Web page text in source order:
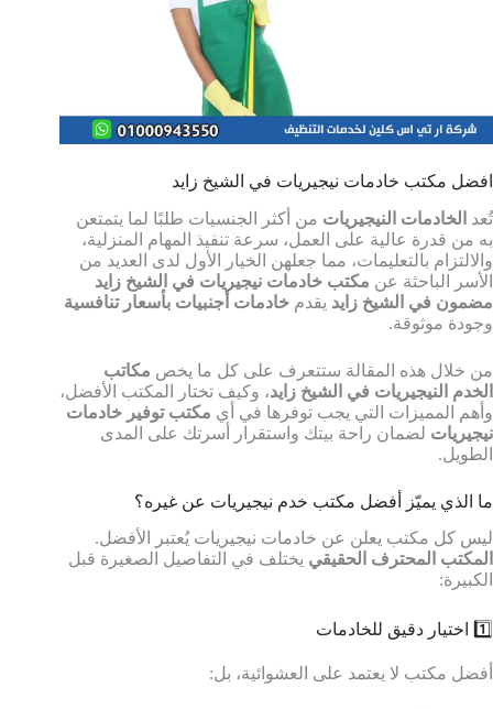
افضل مكتب خادمات نيجيريات في الشيخ زايد
تُعد الخادمات النيجيريات من أكثر الجنسيات طلبًا لما يتمتعن
به من قدرة عالية على العمل، سرعة تنفيذ المهام المنزلية،
والالتزام بالتعليمات، مما جعلهن الخيار الأول لدى العديد من
الأسر الباحثة عن مكتب خادمات نيجيريات في الشيخ زايد
مضمون في الشيخ زايد يقدم خادمات أجنبيات بأسعار تنافسية
وجودة موثوقة.
من خلال هذه المقالة ستتعرف على كل ما يخص مكاتب
الخدم النيجيريات في الشيخ زايد، وكيف تختار المكتب الأفضل،
وأهم المميزات التي يجب توفرها في أي مكتب توفير خادمات
نيجيريات لضمان راحة بيتك واستقرار أسرتك على المدى
الطويل.
ما الذي يميّز أفضل مكتب خدم نيجيريات عن غيره؟
ليس كل مكتب يعلن عن خادمات نيجيريات يُعتبر الأفضل.
المكتب المحترف الحقيقي يختلف في التفاصيل الصغيرة قبل
الكبيرة:
1️⃣ اختيار دقيق للخادمات
أفضل مكتب لا يعتمد على العشوائية، بل: